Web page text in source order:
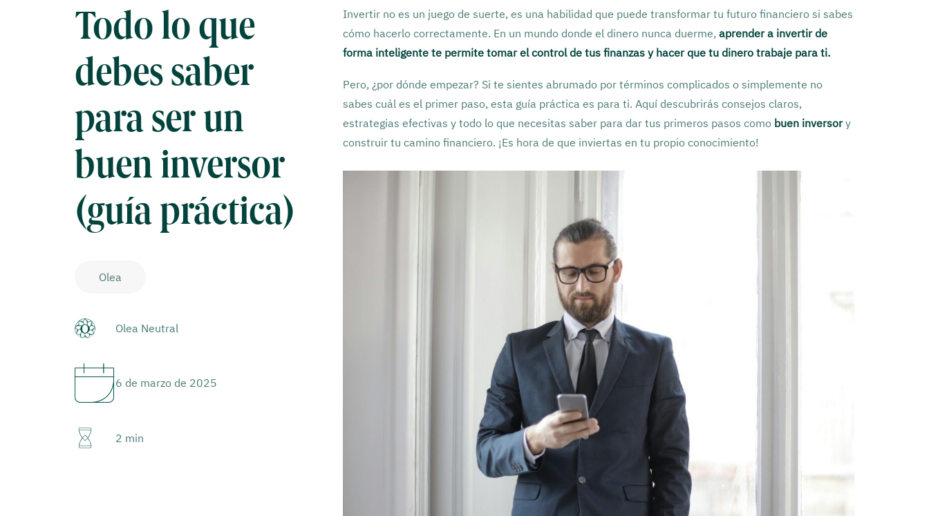
Todo lo que
debes saber
para ser un
buen inversor
(guía práctica)
Olea
Olea Neutral
6 de marzo de 2025
2 min
Invertir no es un juego de suerte, es una habilidad que puede transformar tu futuro financiero si sabes
cómo hacerlo correctamente. En un mundo donde el dinero nunca duerme, aprender a invertir de
forma inteligente te permite tomar el control de tus finanzas y hacer que tu dinero trabaje para ti.
Pero, ¿por dónde empezar? Si te sientes abrumado por términos complicados o simplemente no
sabes cuál es el primer paso, esta guía práctica es para ti. Aquí descubrirás consejos claros,
estrategias efectivas y todo lo que necesitas saber para dar tus primeros pasos como buen inversory
construir tu camino financiero. ¡Es hora de que inviertas en tu propio conocimiento!